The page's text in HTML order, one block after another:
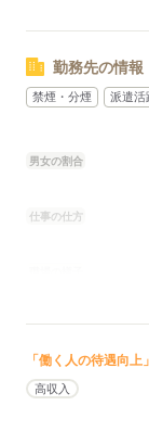
勤務先の情報
禁煙・分煙 派遣活
男女の割合
仕事の仕方
業界 流通・小売
「働く人の待遇向
高収入